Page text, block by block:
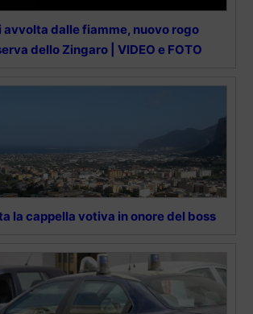
avvolta dalle fiamme, nuovo rogo
dello Zingaro | VIDEO e FOTO
la cappella votiva in onore del boss